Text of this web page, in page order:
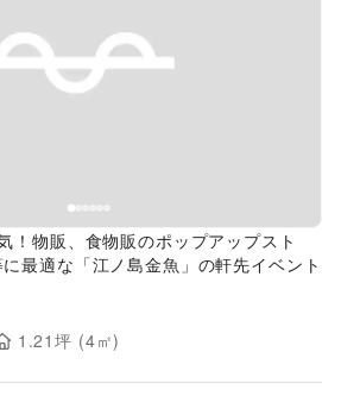
！物販、食物販のポップアップスト
最適な「江ノ島金魚」の軒先イベント
1.21坪 (4㎡)